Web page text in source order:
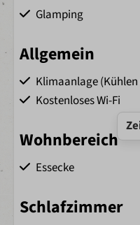
Glamping
Allgemein
Klimaanlage (Kühlen
Kostenloses Wi-Fi
Wohnbereich
Essecke
Schlafzimmer